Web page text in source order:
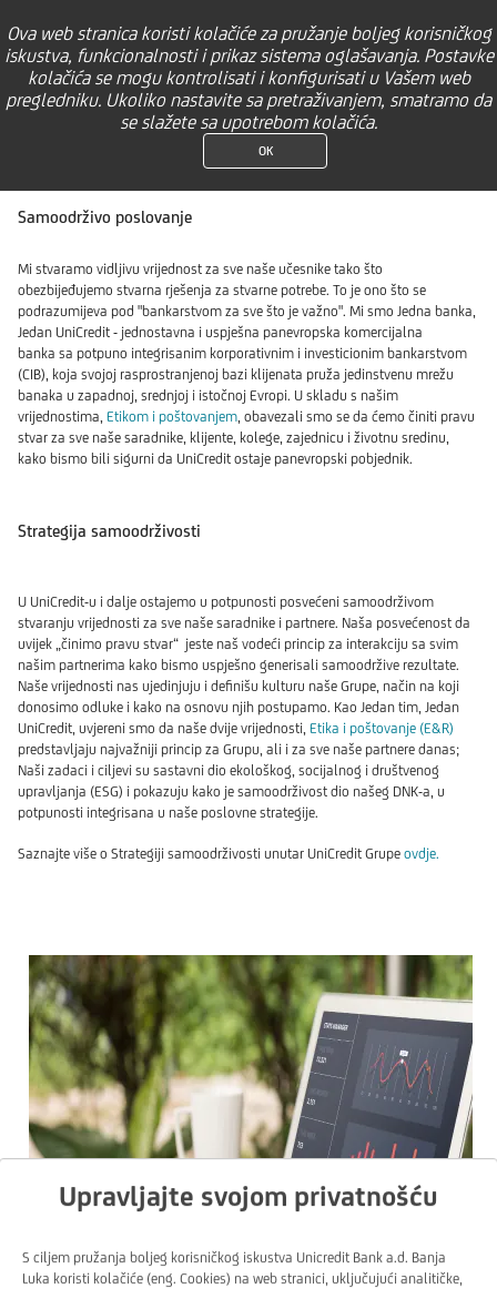
Ova web stranica koristi kolačiće za pružanje boljeg korisničkog
iskustva, funkcionalnosti i prikaz sistema oglašavanja. Postavke
kolačića se mogu kontrolisati i konfigurisati u Vašem web
pregledniku. Ukoliko nastavite sa pretraživanjem, smatramo da
se slažete sa upotrebom kolačića.
OK
poslovanje
Samoodrživo poslovanje
Mi stvaramo vidljivu vrijednost za sve naše učesnike tako što
obezbijeđujemo stvarna rješenja za stvarne potrebe. To je ono što se
podrazumijeva pod "bankarstvom za sve što je važno". Mi smo Jedna banka,
Jedan UniCredit - jednostavna i uspješna panevropska komercijalna
banka sa potpuno integrisanim korporativnim i investicionim bankarstvom
(CIB), koja svojoj rasprostranjenoj bazi klijenata pruža jedinstvenu mrežu
banaka u zapadnoj, srednjoj i istočnoj Evropi. U skladu s našim
vrijednostima, Etikom i poštovanjem , obavezali smo se da ćemo činiti pravu
stvar za sve naše saradnike, klijente, kolege, zajednicu i životnu sredinu,
kako bismo bili sigurni da UniCredit ostaje panevropski pobjednik.
Strategija samoodrživosti
U UniCredit-u i dalje ostajemo u potpunosti posvećeni samoodrživom
stvaranju vrijednosti za sve naše saradnike i partnere. Naša posvećenost da
uvijek „činimo pravu stvar“ jeste naš vodeći princip za interakciju sa svim
našim partnerima kako bismo uspješno generisali samoodržive rezultate.
Naše vrijednosti nas ujedinjuju i definišu kulturu naše Grupe, način na koji
donosimo odluke i kako na osnovu njih postupamo. Kao Jedan tim, Jedan
UniCredit, uvjereni smo da naše dvije vrijednosti, Etika i poštovanje (E&R)
predstavljaju najvažniji princip za Grupu, ali i za sve naše partnere danas;
Naši zadaci i ciljevi su sastavni dio ekološkog, socijalnog i društvenog
upravljanja (ESG) i pokazuju kako je samoodrživost dio našeg DNK-a, u
potpunosti integrisana u naše poslovne strategije.
Saznajte više o Strategiji samoodrživosti unutar UniCredit Grupe ovdje.
Upravljajte svojom privatnošću
S ciljem pružanja boljeg korisničkog iskustva Unicredit Bank a.d. Banja
Luka koristi kolačiće (eng. Cookies) na web stranici, uključujući analitičke,